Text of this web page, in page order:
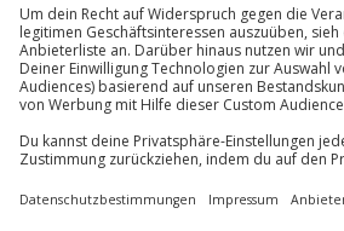
Ausrüstung & Kleidung
Mitzubringen: wetterfeste
Sonnencreme
Wird gestellt: wasserdichte
Kajak, Paddel
außer an bundesweiten Feiertagen:
Mo-Fr: 8-20 Uhr | Sa: 10-16 Uhr
Du möchtest als Firma bestellen?
Sichere Dir attraktive